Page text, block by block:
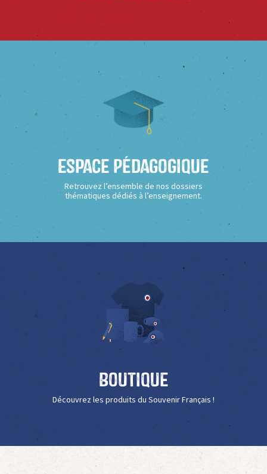
Espace Pédagogique
Retrouvez l’ensemble de nos dossiers
thématiques dédiés à l’enseignement.
Boutique
Découvrez les produits du Souvenir Français !